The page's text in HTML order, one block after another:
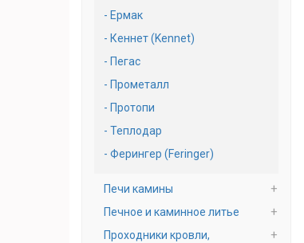
Ермак
Кеннет (Kennet)
Пегас
Прометалл
Протопи
Теплодар
Ферингер (Feringer)
Печи камины
Печное и каминное литье
Проходники кровли,